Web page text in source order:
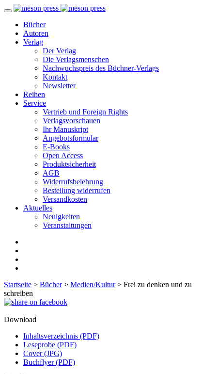
Bücher
Autoren
Verlag
Der Verlag
Die Verlagsmenschen
Nachwuchspreis des Büchner-Verlags
Kontakt
Newsletter
Reihen
Service
Vertrieb und Foreign Rights
Verlagsvorschauen
Ihr Manuskript
Angebotsformular
E-Books
Open Access
Produktsicherheit
AGB
Widerrufsbelehrung
Bestellung widerrufen
Versandkosten
Aktuelles
Neuigkeiten
Veranstaltungen
Startseite > Bücher> Medien/Kultur> Frei zu denken und zu
schreiben
Download
Inhaltsverzeichnis (PDF)
Leseprobe (PDF)
Cover (JPG)
Buchflyer (PDF)